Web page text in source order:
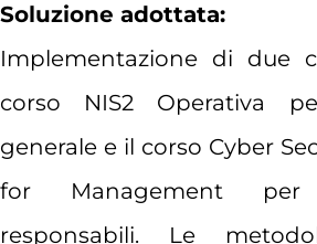
Soluzione adottata:
Implementazione di due
corso NIS2 Operativa
generale e il corso Cyber
for Management
responsabili. Le